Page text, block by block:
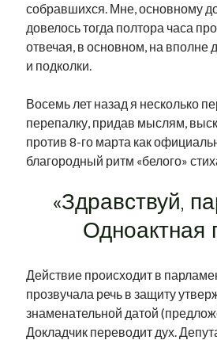
евросоюз интервью история
катри райк кая каллас книга
образование
подкаст потеряны данные
рийгикогу россия русский роман
русскоязычное образование сми ссср
т.х. ильвес танк фотоотчет экономика
mstalnuhhin@gmail.com
Отзывы и предложения по блогу:
anton.stalnuhhin@gmail.com
собравшихся. Мне, основному
довелось тогда полтора часа
отвечая, в основном, на вполне
и подколки.
Восемь лет назад я несколько
перепалку, придав мыслям,
против 8-го марта как
благородный ритм «белого»
«Здравствуй,
Одноактная
Действие происходит в
прозвучала речь в защиту
знаменательной датой
Докладчик переводит дух.